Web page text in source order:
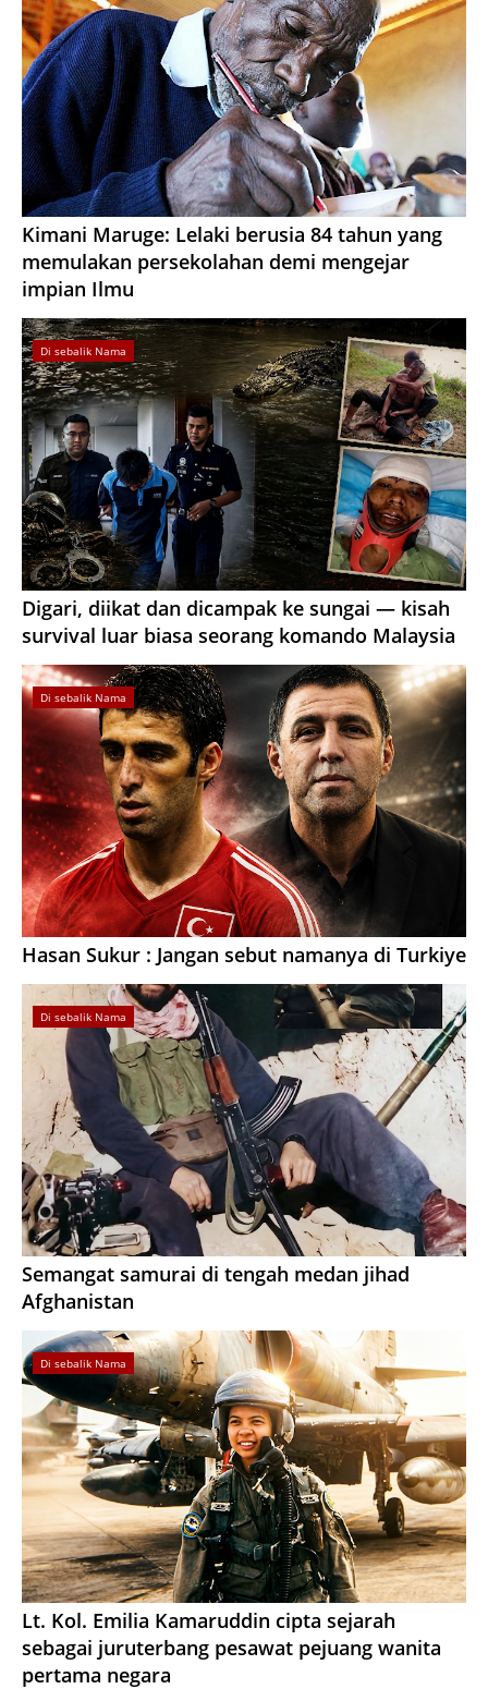
Kimani Maruge: Lelaki berusia 84 tahun yang
memulakan persekolahan demi mengejar
impian Ilmu
Di sebalik Nama
Digari, diikat dan dicampak ke sungai — kisah
survival luar biasa seorang komando Malaysia
Di sebalik Nama
Hasan Sukur : Jangan sebut namanya di Turkiye
Di sebalik Nama
Semangat samurai di tengah medan jihad
Afghanistan
Di sebalik Nama
Lt. Kol. Emilia Kamaruddin cipta sejarah
sebagai juruterbang pesawat pejuang wanita
pertama negara